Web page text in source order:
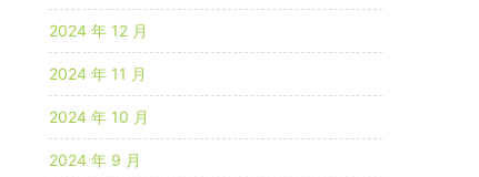
2024 年 12 月
2024 年 11 月
2024 年 10 月
2024 年 9 月